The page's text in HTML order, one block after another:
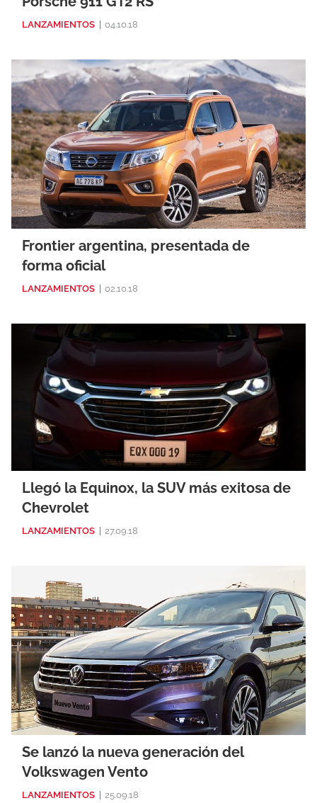
LANZAMIENTOS 04.10.18
Frontier argentina, presentada de
forma oficial
LANZAMIENTOS 02.10.18
Llegó la Equinox, la SUV más exitosa de
Chevrolet
LANZAMIENTOS 27.09.18
Se lanzó la nueva generación del
Volkswagen Vento
LANZAMIENTOS 25.09.18